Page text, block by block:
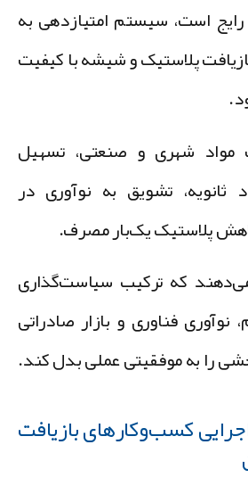
است، سیستم امتیازدهی به
پلاستیک و شیشه با کیفیت
شهری و صنعتی، تسهیل
تشویق به نوآوری در
پلاستیک یک‌بار مصرف.
که ترکیب سیاست‌گذاری
فناوری و بازار صادراتی
به موفقیتی عملی بدل کند.
کسب‌وکارهای بازیافت